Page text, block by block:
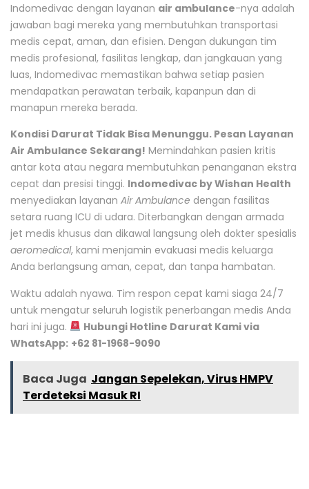
Indomedivac dengan layanan air ambulance-nya adalah
jawaban bagi mereka yang membutuhkan transportasi
medis cepat, aman, dan efisien. Dengan dukungan tim
medis profesional, fasilitas lengkap, dan jangkauan yang
luas, Indomedivac memastikan bahwa setiap pasien
mendapatkan perawatan terbaik, kapanpun dan di
manapun mereka berada.
Kondisi Darurat Tidak Bisa Menunggu. Pesan Layanan
Air Ambulance Sekarang! Memindahkan pasien kritis
antar kota atau negara membutuhkan penanganan ekstra
cepat dan presisi tinggi. Indomedivac by Wishan Health
menyediakan layanan Air Ambulance dengan fasilitas
setara ruang ICU di udara. Diterbangkan dengan armada
jet medis khusus dan dikawal langsung oleh dokter spesialis
aeromedical, kami menjamin evakuasi medis keluarga
Anda berlangsung aman, cepat, dan tanpa hambatan.
Waktu adalah nyawa. Tim respon cepat kami siaga 24/7
untuk mengatur seluruh logistik penerbangan medis Anda
hari ini juga.
Hubungi Hotline Darurat Kami via
WhatsApp: +62 81-1968-9090
Baca Juga Jangan Sepelekan, Virus HMPV
Terdeteksi Masuk RI